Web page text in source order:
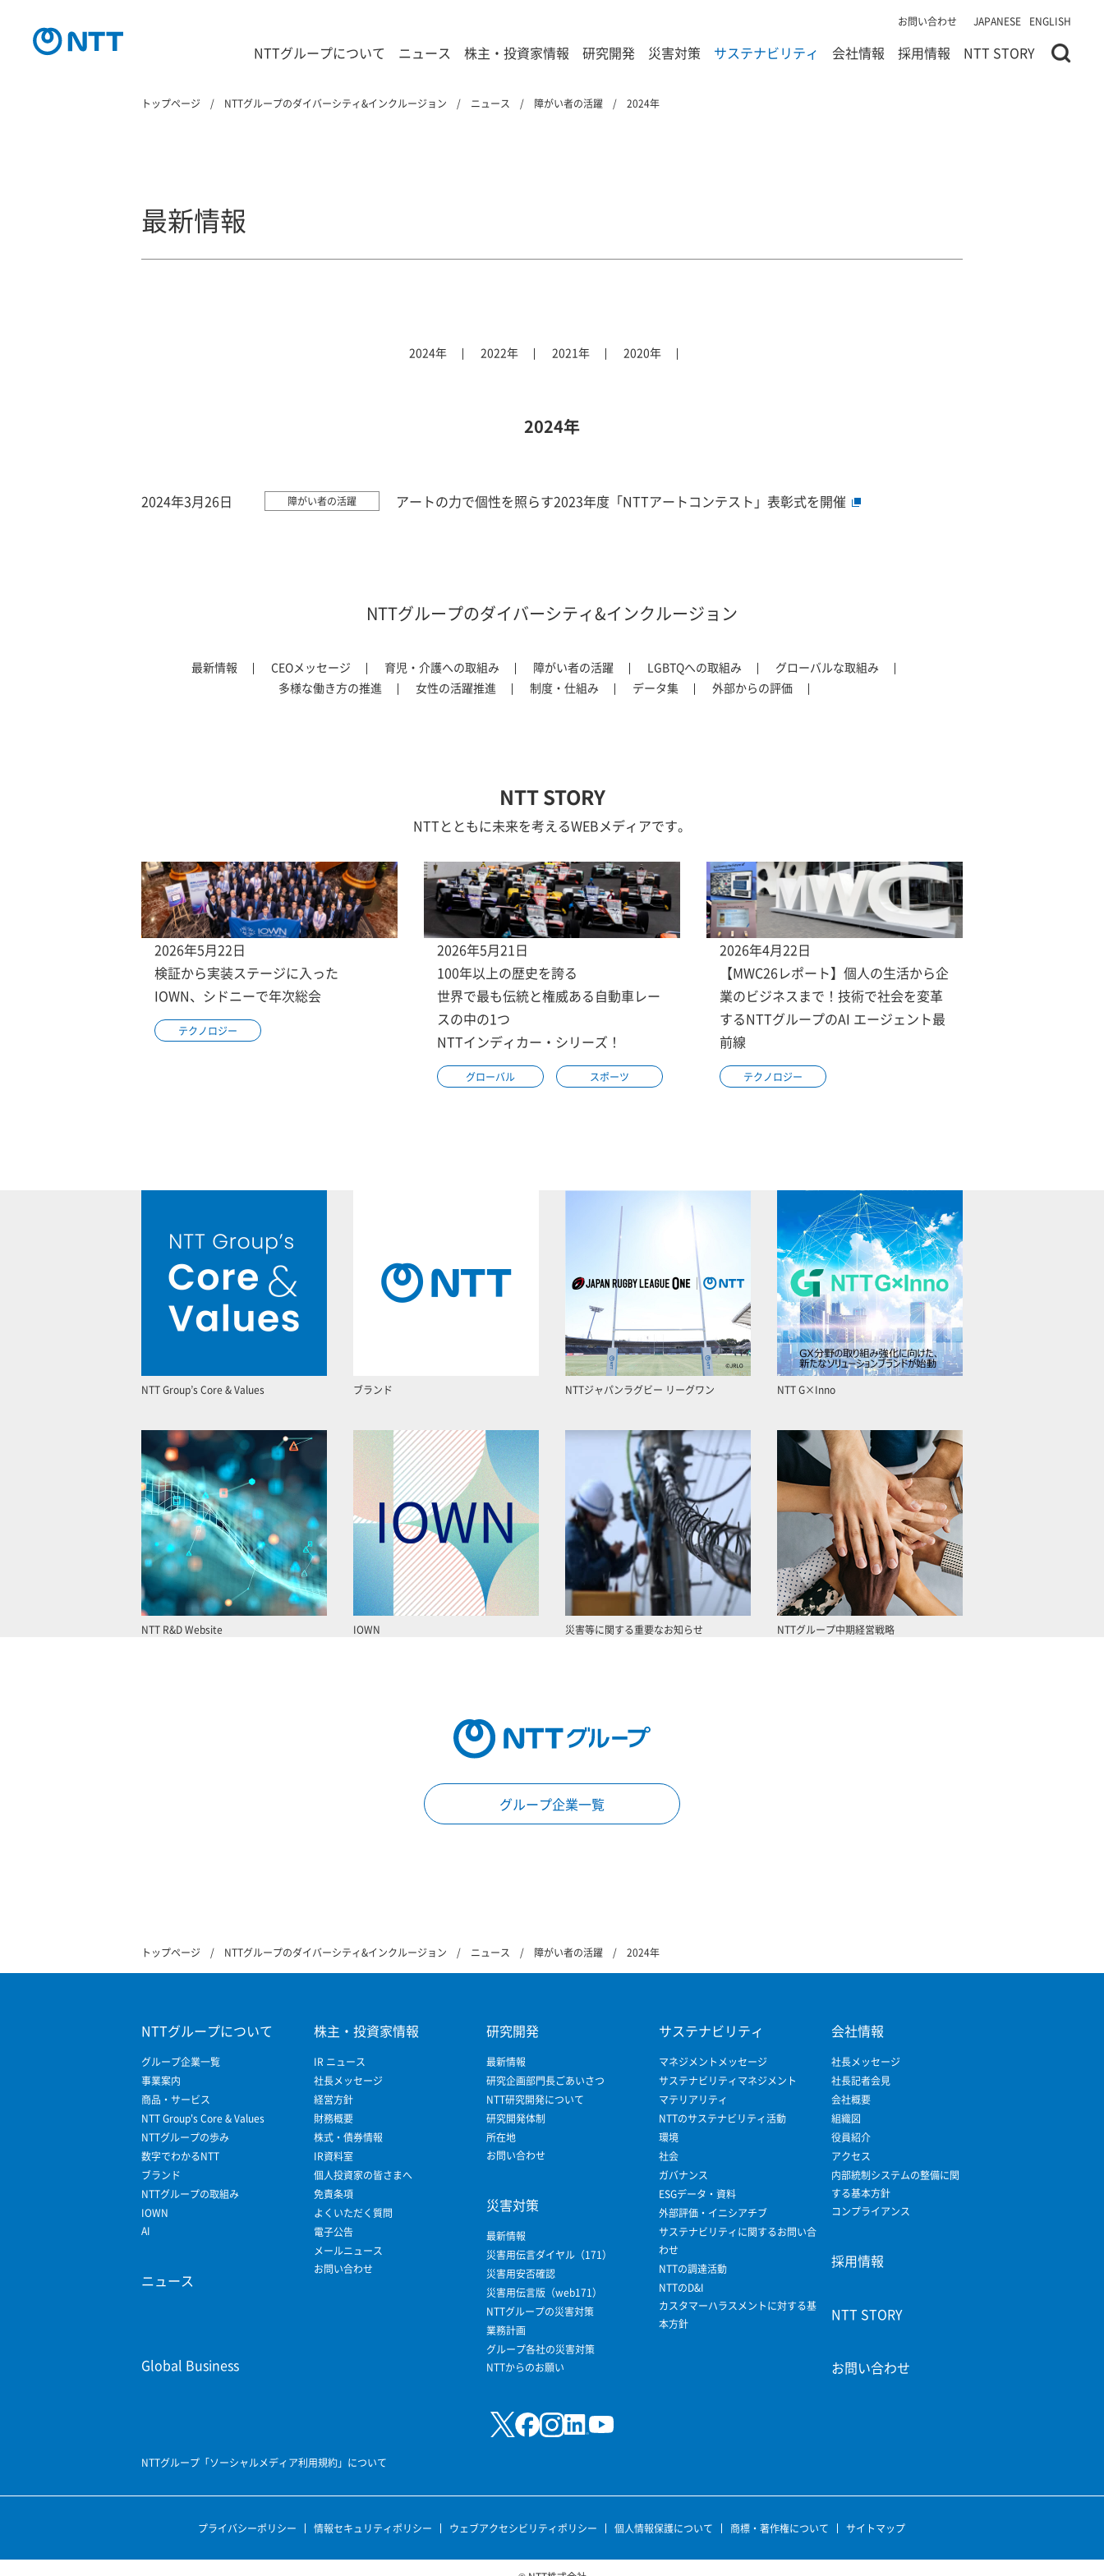
お問い合わせ JAPANESE ENGLISH
NTTグループについて ニュース 株主・投資家情報 研究開発 災害対策 サステナビリティ 会社情報 採用情報 NTT STORY
トップページ NTTグループのダイバーシティ&インクルージョン ニュース 障がい者の活躍 2024年
最新情報
2024年 2022年 2021年 2020年
2024年
2024年3月26日 障がい者の活躍 アートの力で個性を照らす2023年度「NTTアートコンテスト」表彰式を開催
NTTグループのダイバーシティ&インクルージョン
最新情報 CEOメッセージ 育児・介護への取組み 障がい者の活躍 LGBTQへの取組み
グローバルな取組み
多様な働き方の推進
女性の活躍推進 制度・仕組み データ集 外部からの評価
NTT STORY
NTTとともに未来を考えるWEBメディアです。
2026年5月22日
検証から実装ステージに入った
IOWN、シドニーで年次総会
テクノロジー
2026年5月21日
100年以上の歴史を誇る
世界で最も伝統と権威ある自動車レー
スの中の1つ
NTTインディカー・シリーズ！
グローバル スポーツ
2026年4月22日
【MWC26レポート】個人の生活から企
業のビジネスまで！技術で社会を変革
するNTTグループのAI エージェント最
前線
テクノロジー
NTT Group’s Core & Values ブランド NTTジャパンラグビー リーグワン NTT G×Inno
NTT R&D Website IOWN 災害等に関する重要なお知らせ NTTグループ中期経営戦略
グループ企業一覧
トップページ NTTグループのダイバーシティ&インクルージョン ニュース 障がい者の活躍 2024年
NTTグループについて
グループ企業一覧
事業案内
商品・サービス
NTT Group's Core & Values
NTTグループの歩み
数字でわかるNTT
ブランド
NTTグループの取組み
IOWN
AI
ニュース
Global Business
株主・投資家情報
IR ニュース
社長メッセージ
経営方針
財務概要
株式・債券情報
IR資料室
個人投資家の皆さまへ
免責条項
よくいただく質問
電子公告
メールニュース
お問い合わせ
研究開発
最新情報
研究企画部門長ごあいさつ
NTT研究開発について
研究開発体制
所在地
お問い合わせ
災害対策
最新情報
災害用伝言ダイヤル（171）
災害用安否確認
災害用伝言版（web171）
NTTグループの災害対策
業務計画
グループ各社の災害対策
NTTからのお願い
サステナビリティ
マネジメントメッセージ
サステナビリティマネジメント
マテリアリティ
NTTのサステナビリティ活動
環境
社会
ガバナンス
ESGデータ・資料
外部評価・イニシアチブ
サステナビリティに関するお問い合
わせ
NTTの調達活動
NTTのD&I
カスタマーハラスメントに対する基
本方針
会社情報
社長メッセージ
社長記者会見
会社概要
組織図
役員紹介
アクセス
内部統制システムの整備に関
する基本方針
コンプライアンス
採用情報
NTT STORY
お問い合わせ
NTTグループ「ソーシャルメディア利用規約」について
プライバシーポリシー 情報セキュリティポリシー ウェブアクセシビリティポリシー 個人情報保護について 商標・著作権について サイトマップ